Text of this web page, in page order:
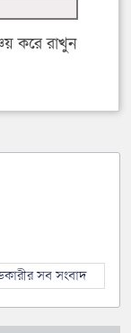
করে রাখুন
সব সংবাদ